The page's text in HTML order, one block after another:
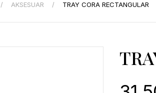
AKSESUAR TRAY CORA RECTANGULAR